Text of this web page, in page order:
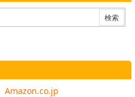
Amazon.co.jp